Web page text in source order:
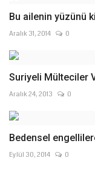
Bu ailenin yüzünü
Aralık 31, 2014 0
Suriyeli Mülteciler
Aralık 24, 2013 0
Bedensel
Eylül 30, 2014 0